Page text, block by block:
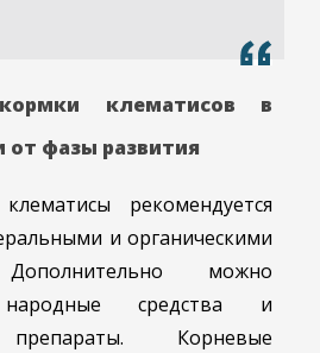
клематисов в
от фазы развития
рекомендуется
и органическими
можно
народные средства и
Корневые